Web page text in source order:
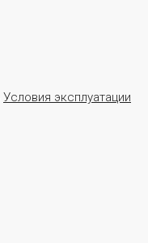
Условия эксплуатации